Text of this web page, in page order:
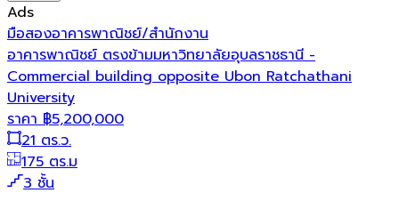
Ads
มือสองอาคารพาณิชย์/สำนักงาน
อาคารพาณิชย์ ตรงข้ามมหาวิทยาลัยอุบลราชธานี -
Commercial building opposite Ubon Ratchathani
University
ราคา ฿5,200,000
21 ตร.ว.
175 ตร.ม
3 ชั้น